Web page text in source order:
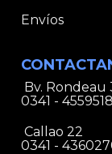
Envíos
Bv. Rondeau
0341 - 4559518
Callao 22
0341 -